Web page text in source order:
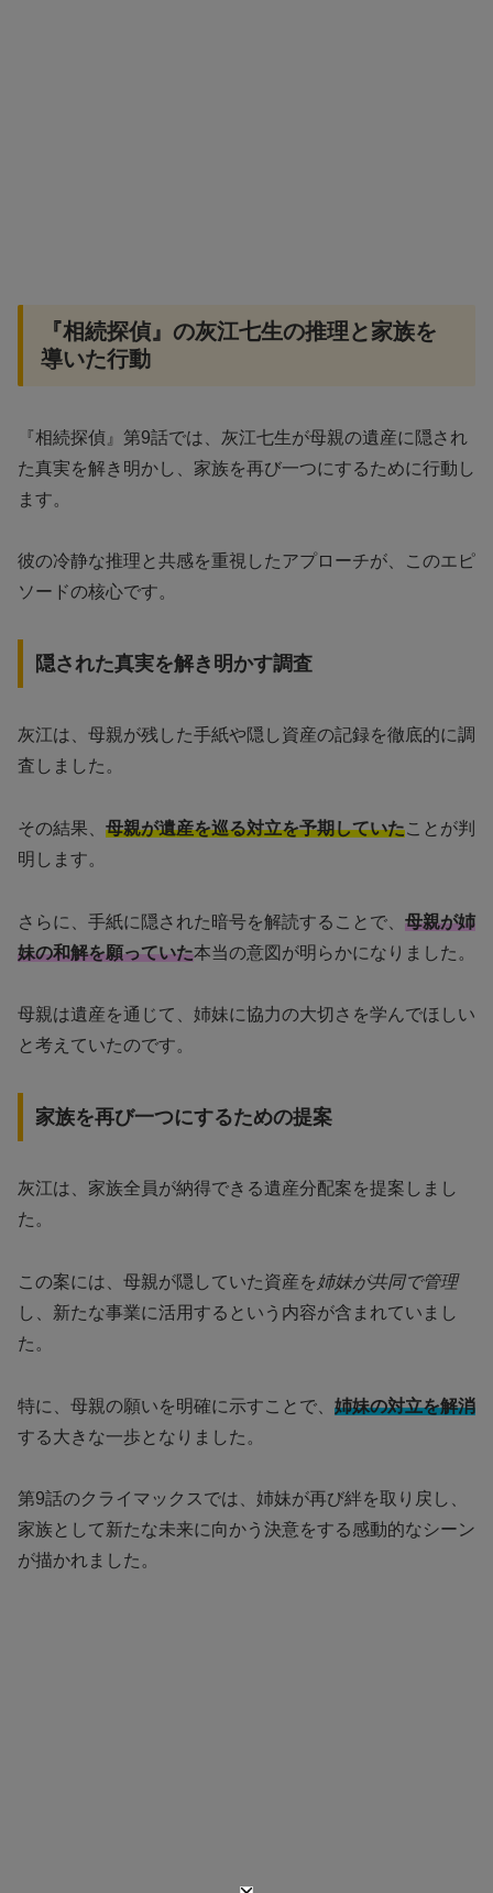
『相続探偵』の灰江七生の推理と家族を
導いた行動
『相続探偵』第9話では、灰江七生が母親の遺産に隠され
た真実を解き明かし、家族を再び一つにするために行動し
ます。
彼の冷静な推理と共感を重視したアプローチが、このエピ
ソードの核心です。
隠された真実を解き明かす調査
灰江は、母親が残した手紙や隠し資産の記録を徹底的に調
査しました。
その結果、 母親が遺産を巡る対立を予期していたことが判
明します。
さらに、手紙に隠された暗号を解読することで、 母親が姉
妹の和解を願っていた本当の意図が明らかになりました。
母親は遺産を通じて、姉妹に協力の大切さを学んでほしい
と考えていたのです。
家族を再び一つにするための提案
灰江は、家族全員が納得できる遺産分配案を提案しまし
た。
この案には、母親が隠していた資産を 姉妹が共同で管理
し、新たな事業に活用するという内容が含まれていまし
た。
特に、母親の願いを明確に示すことで、 姉妹の対立を解消
する大きな一歩となりました。
第9話のクライマックスでは、姉妹が再び絆を取り戻し、
家族として新たな未来に向かう決意をする感動的なシーン
が描かれました。